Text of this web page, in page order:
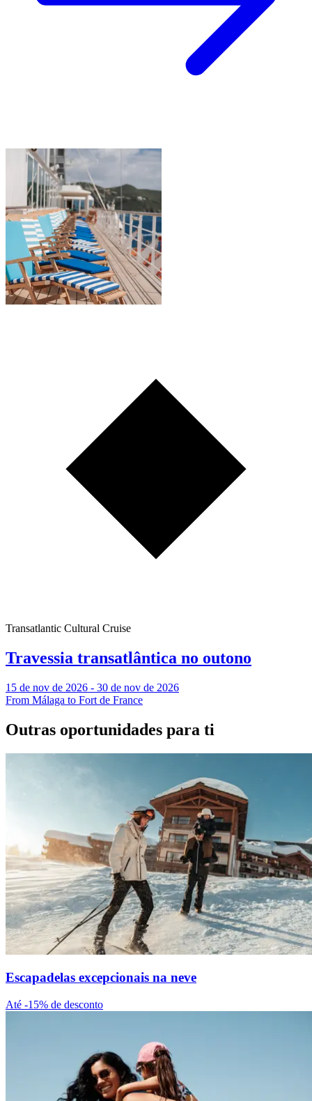
Transatlantic Cultural Cruise
Travessia transatlântica no outono
15 de nov de 2026 - 30 de nov de 2026
From Málaga to Fort de France
Outras oportunidades para ti
Escapadelas excepcionais na neve
Até -15% de desconto